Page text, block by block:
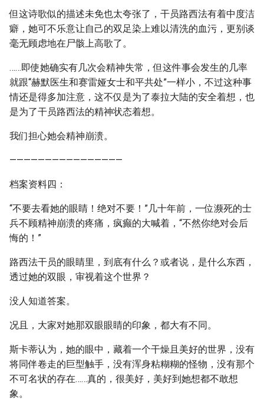
但这诗歌似的描述未免也太夸张了，干员路西法有着中度洁
癖，她可不乐意让自己的双足染上难以清洗的血污，更别谈
毫无顾虑地在尸骸上高歌了。
……即使她确实有几次会精神失常，但这件事会发生的几率
就跟“赫默医生和赛雷娅女士和平共处”一样小，不过这种事
情还是得多加注意，这不仅是为了泰拉大陆的安全着想，也
是为了干员路西法的精神状态着想。
我们担心她会精神崩溃。
————————————————
档案资料四：
“不要去看她的眼睛！绝对不要！”几十年前，一位濒死的士
兵不顾精神崩溃的疼痛，疯癫的大喊着，“不然你绝对会后
悔的！”
路西法干员的眼睛里，到底有什么？或者说，是什么东西，
透过她的双眼，审视着这个世界？
没人知道答案。
况且，大家对她那双眼眼睛的印象，都大有不同。
斯卡蒂认为，她的眼中，藏着一个干燥且美好的世界，没有
将同伴卷走的巨型触手，没有浑身粘糊糊的怪物，没有那个
不可名状的存在……真的，很美好，美好到她想都不敢想
象。